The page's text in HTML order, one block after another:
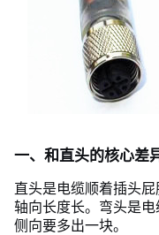
一、和直头的核心差
直头是电缆顺着插头
轴向长度长。弯头是
侧向要多出一块。